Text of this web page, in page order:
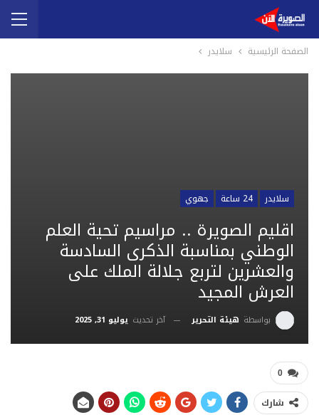
الصفحة الرئيسية سلايدر
سلايدر 24 ساعة جهوي
اقليم الصويرة .. مراسيم تحية العلم
الوطني بمناسبة الذكرى السادسة
والعشرين لتربع جلالة الملك على
العرش المجيد
بواسطة هيئة التحرير آخر تحديث يوليو 31, 2025
0
شارك